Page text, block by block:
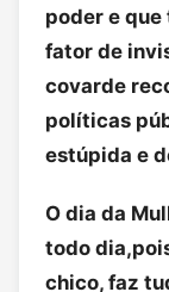
poder e
fator de
covarde
políticas
estúpida e
O dia da
todo
chico, faz